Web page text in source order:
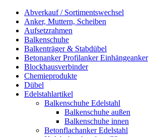
Abverkauf / Sortimentswechsel
Anker, Muttern, Scheiben
Aufsetzrahmen
Balkenschuhe
Balkenträger & Stabdübel
Betonanker Profilanker Einhängeanker
Blockhausverbinder
Chemieprodukte
Dübel
Edelstahlartikel
Balkenschuhe Edelstahl
Balkenschuhe außen
Balkenschuhe innen
Betonflachanker Edelstahl